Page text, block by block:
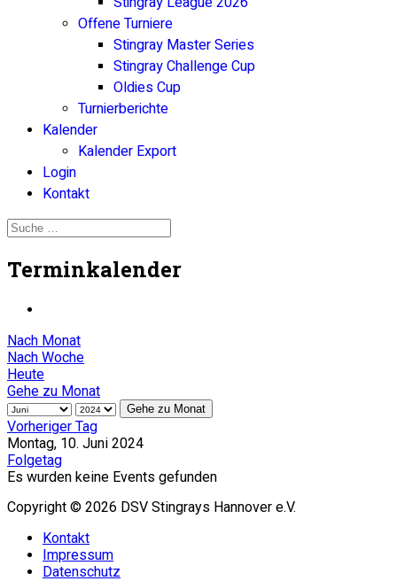
Offene Turniere
Stingray Master Series
Stingray Challenge Cup
Oldies Cup
Turnierberichte
Kalender
Kalender Export
Login
Kontakt
Terminkalender
Nach Monat
Nach Woche
Heute
Gehe zu Monat
Gehe zu Monat
Vorheriger Tag
Montag, 10. Juni 2024
Folgetag
Es wurden keine Events gefunden
Copyright © 2026 DSV Stingrays Hannover e.V.
Kontakt
Impressum
Datenschutz